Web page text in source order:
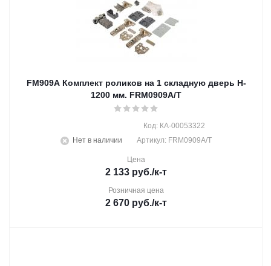
FM909A Комплект роликов на 1 складную дверь H-
1200 мм. FRM0909A/T
Нет в наличии
Код: КА-00053322
Артикул: FRM0909A/T
Цена
2 133 руб./к-т
Розничная цена
2 670 руб./к-т